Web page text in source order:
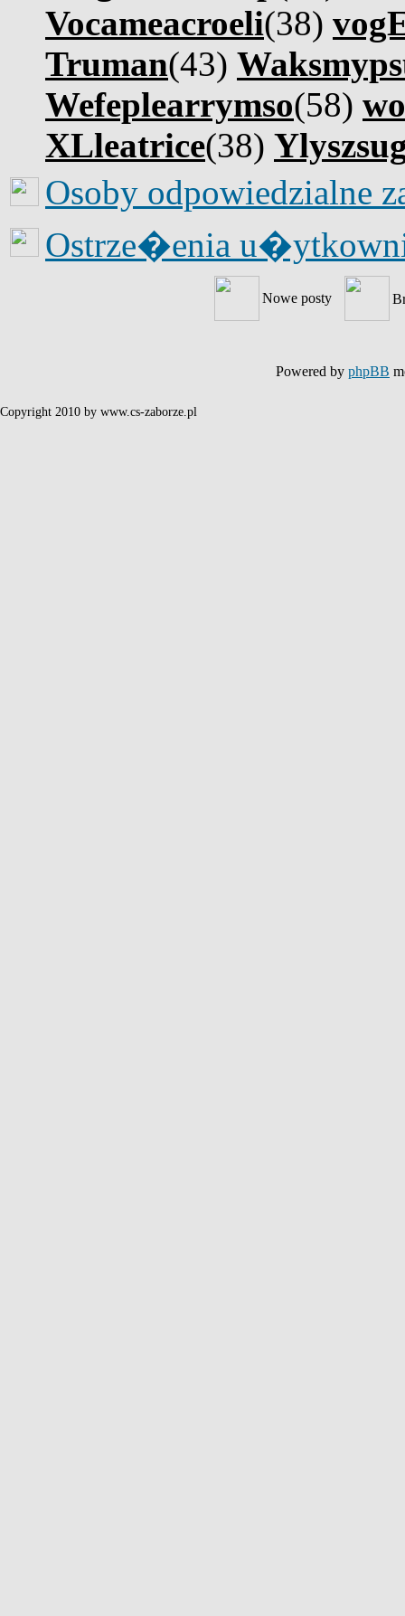
Vocameacroeli(38)
Truman(43)
Wefeplearrymso(58)
XLleatrice(38)
Osoby odpowiedzialne
Ostrze�enia
Nowe posty
Powered by phpBB
Copyright 2010 by www.cs-zaborze.pl